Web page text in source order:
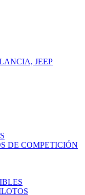
JEEP
DE COMPETICIÓN